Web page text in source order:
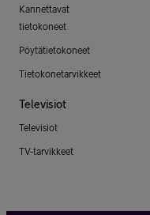
Kannettavat
tietokoneet
Pöytätietokoneet
Tietokonetarvikkeet
Televisiot
Televisiot
TV-tarvikkeet